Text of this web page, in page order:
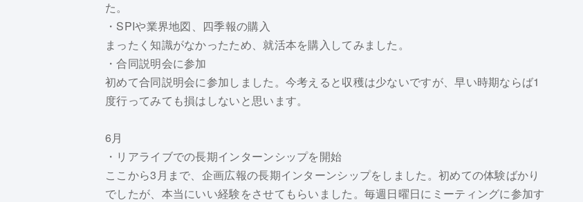
た。
・SPIや業界地図、四季報の購入
まったく知識がなかったため、就活本を購入してみました。
・合同説明会に参加
初めて合同説明会に参加しました。今考えると収穫は少ないですが、早い時期ならば1
度行ってみても損はしないと思います。
6月
・リアライブでの長期インターンシップを開始
ここから3月まで、企画広報の長期インターンシップをしました。初めての体験ばかり
でしたが、本当にいい経験をさせてもらいました。毎週日曜日にミーティングに参加す